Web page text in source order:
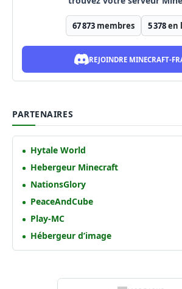
67 873 membres 5 378en
REJOINDRE MINECRAFT-
PARTENAIRES
Hytale World
Hebergeur Minecraft
NationsGlory
PeaceAndCube
Play-MC
Hébergeur d’image